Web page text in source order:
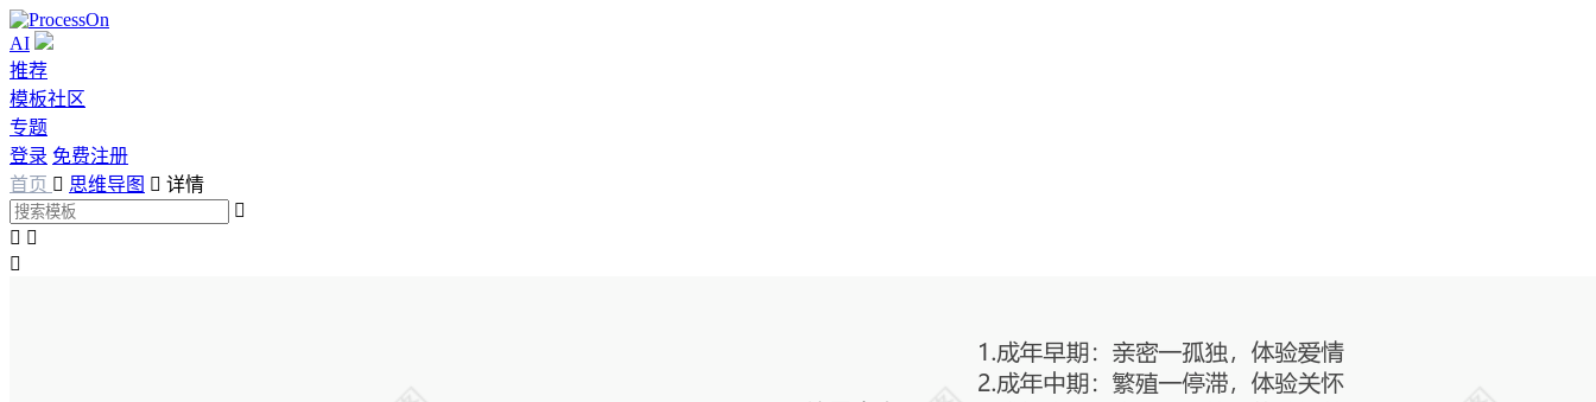
AI
推荐
模板社区
专题
登录 免费注册
首页  思维导图  详情

 
